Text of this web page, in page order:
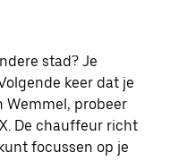
stad? Je
keer dat je
Wemmel, probeer
De chauffeur richt
focussen op je